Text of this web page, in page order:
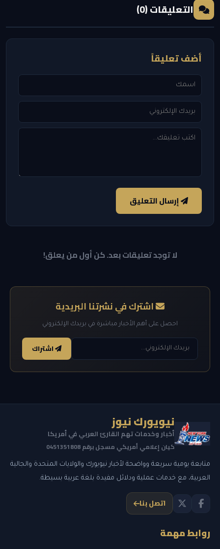
التعليقات (0)
أضف تعليقاً
إرسال التعليق
لا توجد تعليقات بعد. كن أول من يعلق!
اشترك في نشرتنا البريدية
احصل على أهم الأخبار مباشرة في بريدك الإلكتروني
اشتراك
نيويورك نيوز
أخبار وخدمات تهم القارئ العربي في أمريكا
كيان إعلامي أمريكي مسجل برقم 0451351808
متابعة يومية سريعة وواضحة لأخبار نيويورك والولايات المتحدة والجالية
العربية، مع خدمات عملية ودلائل مفيدة بلغة عربية بسيطة.
اتصل بنا
روابط مهمة